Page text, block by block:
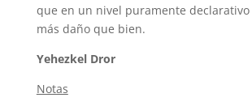
que en un nivel puramente declarativo
más daño que bien.
Yehezkel Dror
Notas